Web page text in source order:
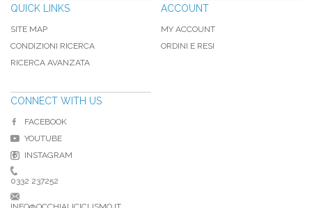
QUICK LINKS
SITE MAP
CONDIZIONI RICERCA
RICERCA AVANZATA
ACCOUNT
MY ACCOUNT
ORDINI E RESI
CONNECT WITH US
FACEBOOK
YOUTUBE
INSTAGRAM
0332 237252